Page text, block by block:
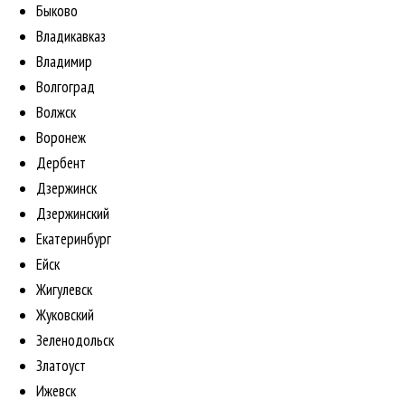
Быково
Владикавказ
Владимир
Волгоград
Волжск
Воронеж
Дербент
Дзержинск
Дзержинский
Екатеринбург
Ейск
Жигулевск
Жуковский
Зеленодольск
Златоуст
Ижевск